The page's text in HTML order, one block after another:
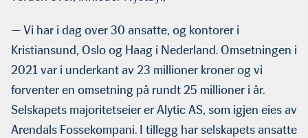
— Vi har i dag over 30 ansatte, og kontorer i
Kristiansund, Oslo og Haag i Nederland. Omsetningen i
2021 var i underkant av 23 millioner kroner og vi
forventer en omsetning på rundt 25 millioner i år.
Selskapets majoritetseier er Alytic AS, som igjen eies av
Arendals Fossekompani. I tillegg har selskapets ansatte